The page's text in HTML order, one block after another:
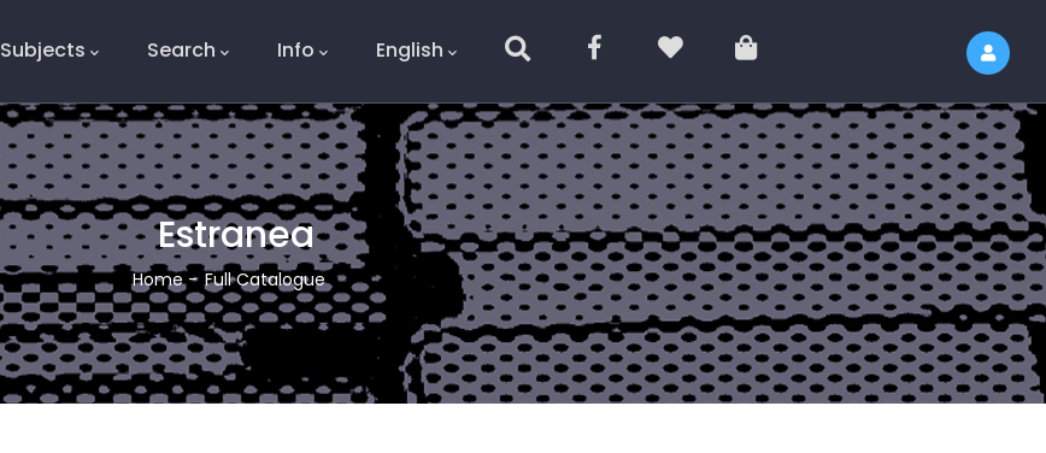
Subjects Search Info English
Estranea
Breadcrumb
Home - Full Catalogue